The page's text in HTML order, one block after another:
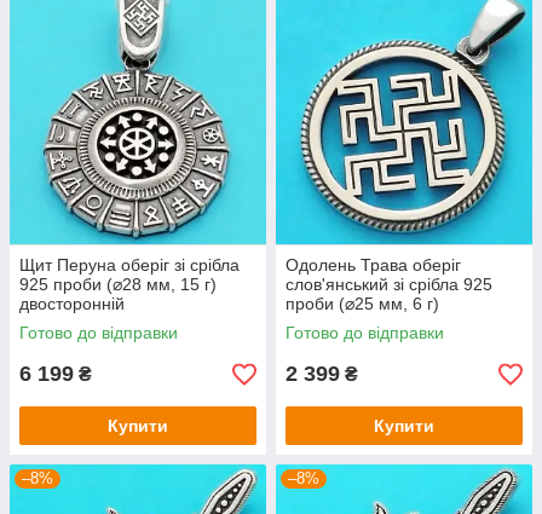
Щит Перуна оберіг зі срібла
925 проби (⌀28 мм, 15 г)
двосторонній
Готово до відправки
6 199 ₴
Купити
Одолень Трава оберіг
слов'янський зі срібла 925
проби (⌀25 мм, 6 г)
Готово до відправки
2 399 ₴
Купити
–8% –8%